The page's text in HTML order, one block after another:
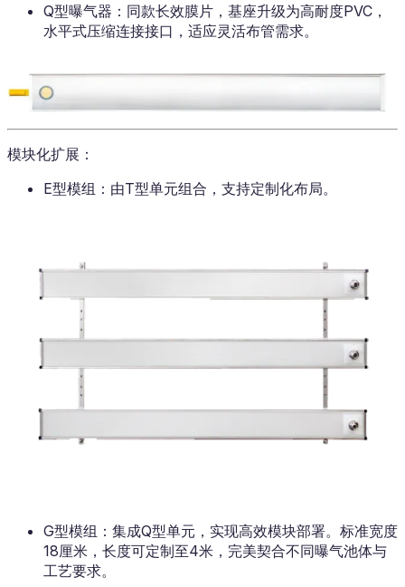
Q型曝气器：同款长效膜片，基座升级为高耐度PVC，
水平式压缩连接接口，适应灵活布管需求。
模块化扩展：
E型模组：由T型单元组合，支持定制化布局。
G型模组：集成Q型单元，实现高效模块部署。标准宽度
18厘米，长度可定制至4米，完美契合不同曝气池体与
工艺要求。